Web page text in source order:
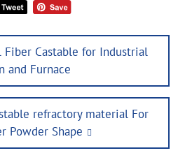
Fiber Castable for Industrial
and Furnace
refractory material For
Powder Shape